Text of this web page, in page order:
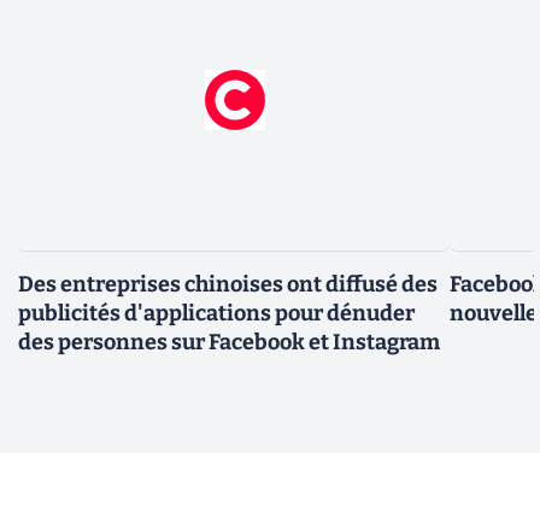
Des entreprises chinoises ont diffusé des
publicités d'applications pour dénuder
des personnes sur Facebook et Instagram